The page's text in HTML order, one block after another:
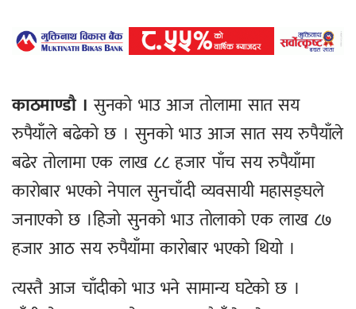
काठमाण्डौ । सुनको भाउ आज तोलामा सात सय
रुपैयाँले बढेको छ । सुनको भाउ आज सात सय रुपैयाँले
बढेर तोलामा एक लाख ८८ हजार पाँच सय रुपैयाँमा
कारोबार भएको नेपाल सुनचाँदी व्यवसायी महासङ्घले
जनाएको छ ।हिजो सुनको भाउ तोलाको एक लाख ८७
हजार आठ सय रुपैयाँमा कारोबार भएको थियो ।
त्यस्तै आज चाँदीको भाउ भने सामान्य घटेको छ ।